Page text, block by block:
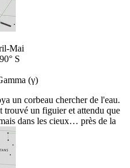
Mai
S
(γ)
un corbeau chercher de l'eau.
un figuier et attendu que
dans les cieux… près de la